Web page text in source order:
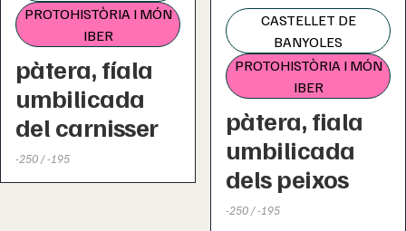
PROTOHISTÒRIA I MÓN
IBER
pàtera, fíala
umbilicada
del carnisser
-250 / -195
CASTELLET DE
BANYOLES
PROTOHISTÒRIA I MÓN
IBER
pàtera, fiala
umbilicada
dels peixos
-250 / -195